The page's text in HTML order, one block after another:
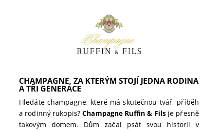
CHAMPAGNE, ZA KTERÝM STOJÍ JEDNA RODINA
A TŘI GENERACE
Hledáte champagne, které má skutečnou tvář, příběh
a rodinný rukopis?Champagne Ruffin & Filsje přesně
takovým domem. Dům začal psát svou historii v